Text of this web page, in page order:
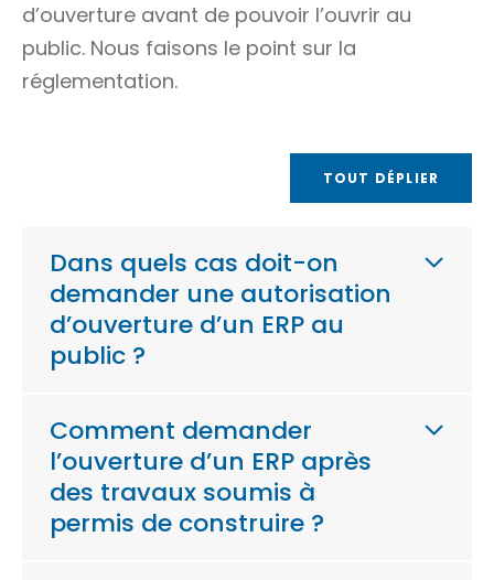
d’ouverture avant de pouvoir l’ouvrir au
public. Nous faisons le point sur la
réglementation.
TOUT DÉPLIER
Dans quels cas doit-on
demander une autorisation
d’ouverture d’un ERP au
public ?
Comment demander
l’ouverture d’un ERP après
des travaux soumis à
permis de construire ?